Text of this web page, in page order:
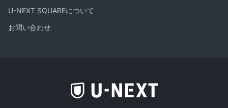
U-NEXT SQUAREについて
お問い合わせ